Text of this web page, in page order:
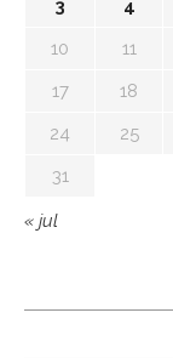
3
4
10
11
17
18
24
25
31
« jul